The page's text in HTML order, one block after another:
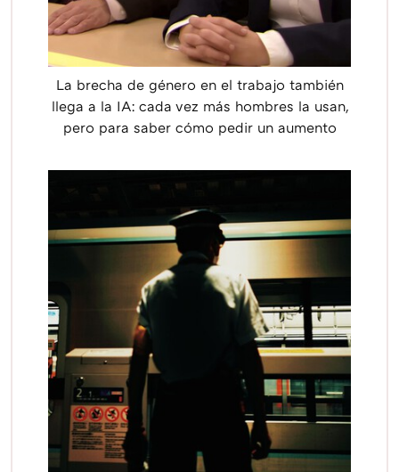
La brecha de género en el trabajo también
llega a la IA: cada vez más hombres la usan,
pero para saber cómo pedir un aumento